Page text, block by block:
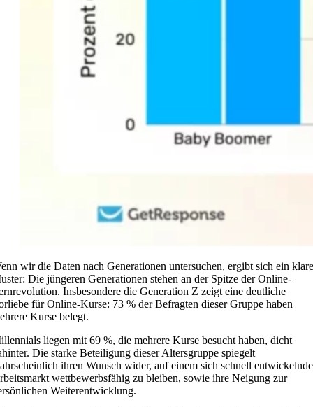
wir die Daten nach Generationen untersuchen, ergibt sich ein
Die jüngeren Generationen stehen an der Spitze der Online-
Insbesondere die Generation Z zeigt eine deutliche
für Online-Kurse: 73 % der Befragten dieser Gruppe haben
Kurse belegt.
liegen mit 69 %, die mehrere Kurse besucht haben, dicht
Die starke Beteiligung dieser Altersgruppe spiegelt
ihren Wunsch wider, auf einem sich schnell
wettbewerbsfähig zu bleiben, sowie ihre Neigung zur
Weiterentwicklung.